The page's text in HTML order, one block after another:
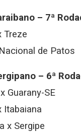
– 7ª
Treze
de Patos
– 6ª
Guarany-SE
Itabaiana
x Sergipe